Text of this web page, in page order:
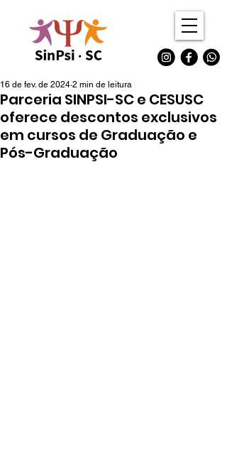
Parceria SINPSI-SC e CESUSC
oferece descontos exclusivos
em cursos de Graduação e
Pós-Graduação
16 de fev. de 2024 2 min de leitura